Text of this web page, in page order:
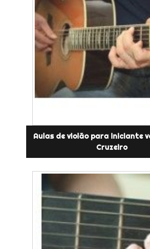
Aulas de violão para iniciante
Cruzeiro